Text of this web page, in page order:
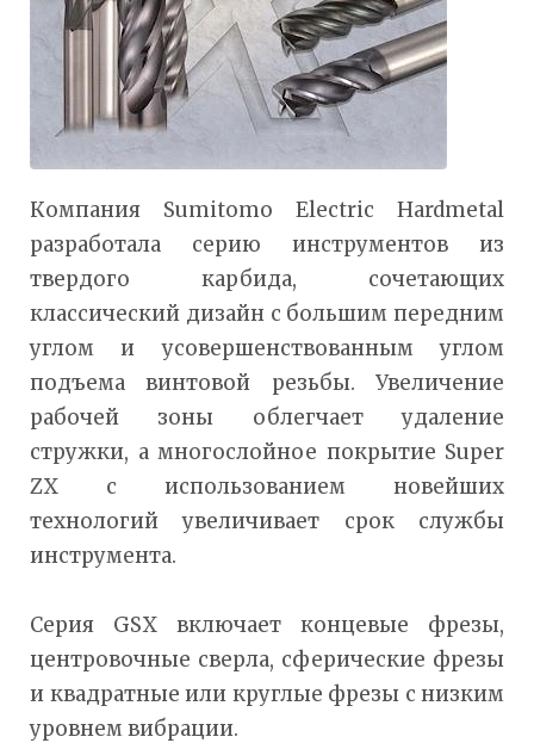
Компания Sumitomo Electric Hardmetal
разработала серию инструментов из
твердого карбида, сочетающих
классический дизайн с большим передним
углом и усовершенствованным углом
подъема винтовой резьбы. Увеличение
рабочей зоны облегчает удаление
стружки, а многослойное покрытие Super
ZX с использованием новейших
технологий увеличивает срок службы
инструмента.
Серия GSX включает концевые фрезы,
центровочные сверла, сферические фрезы
и квадратные или круглые фрезы с низким
уровнем вибрации.